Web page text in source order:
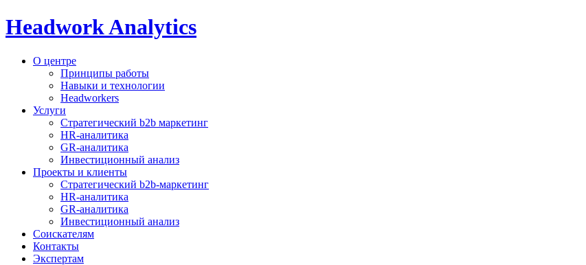
Headwork Analytics
О центре
Принципы работы
Навыки и технологии
Headworkers
Услуги
Стратегический b2b маркетинг
HR-аналитика
GR-аналитика
Инвестиционный анализ
Проекты и клиенты
Стратегический b2b-маркетинг
HR-аналитика
GR-аналитика
Инвестиционный анализ
Соискателям
Контакты
Экспертам